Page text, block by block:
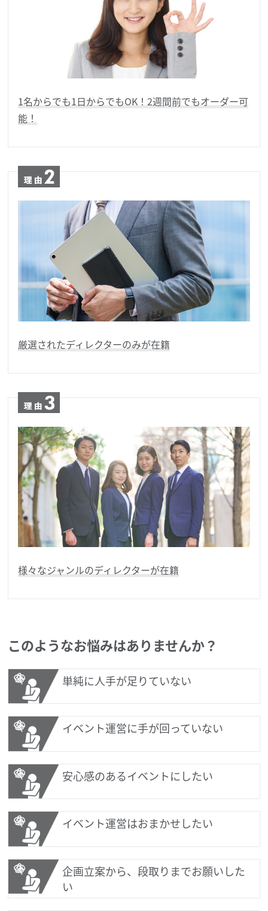
1名からでも1日からでもOK！2週間前でもオーダー可
能！
厳選されたディレクターのみが在籍
様々なジャンルのディレクターが在籍
このようなお悩みはありませんか？
単純に人手が足りていない
イベント運営に手が回っていない
安心感のあるイベントにしたい
イベント運営はおまかせしたい
企画立案から、段取りまでお願いした
い